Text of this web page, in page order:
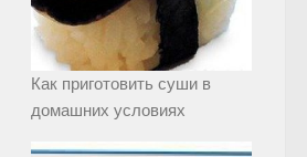
Как приготовить суши в
домашних условиях